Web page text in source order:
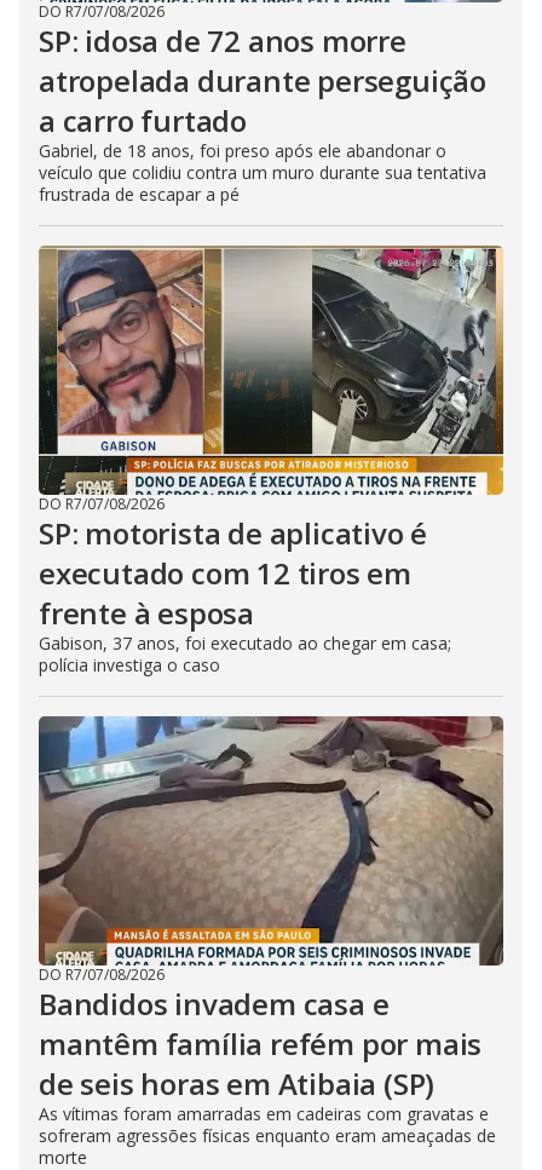
DO R7/07/08/2026
SP: idosa de 72 anos morre
atropelada durante perseguição
a carro furtado
Gabriel, de 18 anos, foi preso após ele abandonar o
veículo que colidiu contra um muro durante sua tentativa
frustrada de escapar a pé
DO R7/07/08/2026
SP: motorista de aplicativo é
executado com 12 tiros em
frente à esposa
Gabison, 37 anos, foi executado ao chegar em casa;
polícia investiga o caso
DO R7/07/08/2026
Bandidos invadem casa e
mantêm família refém por mais
de seis horas em Atibaia (SP)
As vítimas foram amarradas em cadeiras com gravatas e
sofreram agressões físicas enquanto eram ameaçadas de
morte